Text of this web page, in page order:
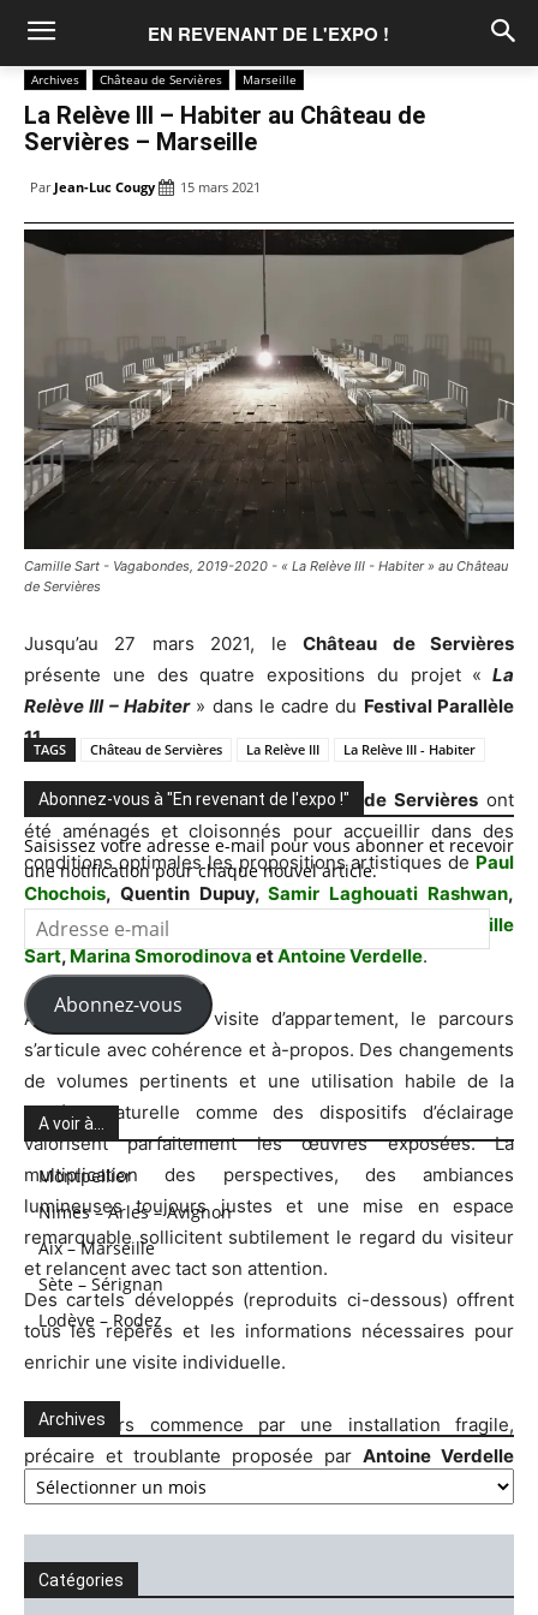
EN REVENANT DE L'EXPO !
Archives Château de Servières Marseille
La Relève III – Habiter au Château de
Servières – Marseille
Par Jean-Luc Cougy 15 mars 2021
Camille Sart - Vagabondes, 2019-2020 - « La Relève III - Habiter » au Château
de Servières
Jusqu’au 27 mars 2021, leChâteau de Servières
présente une des quatre expositions du projet « La
Relève III – Habiter» dans le cadre du Festival Parallèle
11.
Les espaces d’exposition duChâteau de Servières ont
été aménagés et cloisonnés pour accueillir dans des
conditions optimales les propositions artistiques de Paul
Chochois, Quentin Dupuy,Samir Laghouati Rashwan,
Maeline Li ,Lucian Moriyama
Camille
Sart,Marina SmorodinovaetAntoine Verdelle.
À la manière d’une visite d’appartement, le parcours
s’articule avec cohérence et à-propos. Des changements
de volumes pertinents et une utilisation habile de la
lumière naturelle comme des dispositifs d’éclairage
valorisent parfaitement les œuvres exposées. La
multiplication des perspectives, des ambiances
lumineuses toujours justes et une mise en espace
remarquable sollicitent subtilement le regard du visiteur
et relancent avec tact son attention.
Des cartels développés (reproduits ci-dessous) offrent
tous les repères et les informations nécessaires pour
enrichir une visite individuelle.
Le parcours commence par une installation fragile,
précaire et troublante proposée par Antoine Verdelle
Squatter le 7 rue François Barbini 13003
TAGS Château de Servières La Relève III La Relève III - Habiter
Abonnez-vous à "En revenant de l'expo !"
Saisissez votre adresse e-mail pour vous abonner et recevoir
une notification pour chaque nouvel article.
Adresse
e-
mail
Abonnez-vous
A voir à…
Montpellier
Nimes – Arles – Avignon
Aix – Marseille
Sète – Sérignan
Lodève – Rodez
Archives
Archives
Catégories